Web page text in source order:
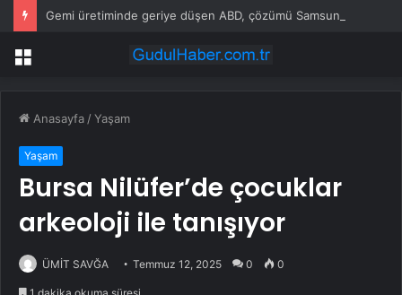
Menü
Anasayfa /Yaşam
Yaşam
Bursa Nilüfer’de çocuklar
arkeoloji ile tanışıyor
ÜMİT SAVĞA Temmuz 12, 2025 0 0